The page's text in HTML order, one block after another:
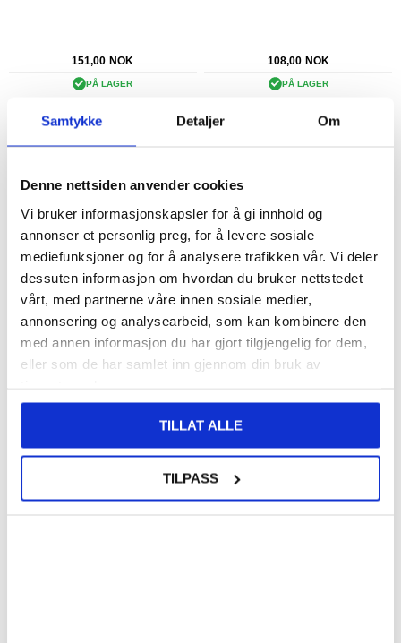
Samtykke Detaljer Om
Denne nettsiden anvender cookies
Vi bruker informasjonskapsler for å gi innhold og
annonser et personlig preg, for å levere sosiale
mediefunksjoner og for å analysere trafikken vår. Vi deler
dessuten informasjon om hvordan du bruker nettstedet
vårt, med partnerne våre innen sosiale medier,
annonsering og analysearbeid, som kan kombinere den
med annen informasjon du har gjort tilgjengelig for dem,
eller som de har samlet inn gjennom din bruk av
TILLAT ALLE
TILPASS
151,00 NOK
PÅ LAGER
108,00 NOK
PÅ LAGER
Universal IP68 vanntett etui /
KJØP
LEVERINGSTID: 1-2 ARBEIDSDAGER
KJØP
LEVERINGSTID: 1-2 ARBEIDSDAGER
6,3-6,9-tommers universalveske i PU-